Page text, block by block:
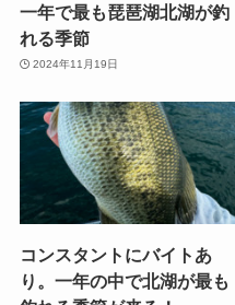
一年で最も琵琶湖北湖が釣
れる季節
2024年11月19日
コンスタントにバイトあ
り。一年の中で北湖が最も